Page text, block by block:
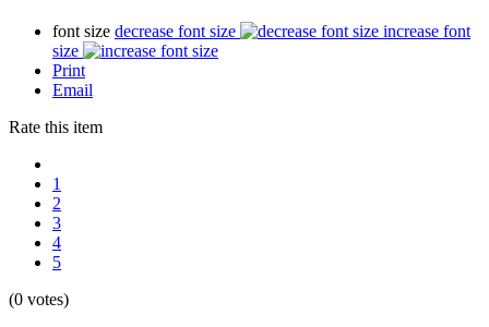
font size decrease font size
increase font
size
Print
Email
Rate this item
1
2
3
4
5
(0 votes)